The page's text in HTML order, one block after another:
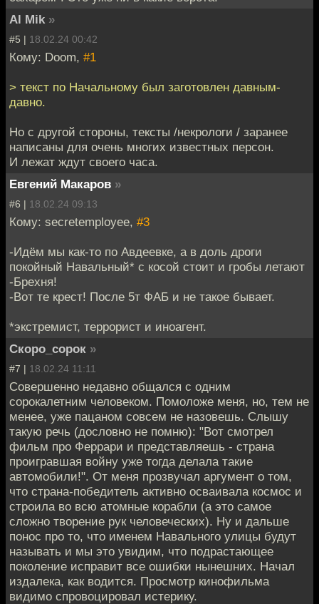
Al Mik »
#5 | 18.02.24 00:42
Кому: Doom, #1
> текст по Начальному был заготовлен давным-
давно.
Но с другой стороны, тексты /некрологи / заранее
написаны для очень многих известных персон.
И лежат ждут своего часа.
Евгений Макаров »
#6 | 18.02.24 09:13
Кому: secretemployee, #3
-Идём мы как-то по Авдеевке, а в доль дроги
покойный Навальный* с косой стоит и гробы летают
-Брехня!
-Вот те крест! После 5т ФАБ и не такое бывает.
*экстремист, террорист и иноагент.
Скоро_сорок »
#7 | 18.02.24 11:11
Совершенно недавно общался с одним
сорокалетним человеком. Помоложе меня, но, тем не
менее, уже пацаном совсем не назовешь. Слышу
такую речь (дословно не помню): "Вот смотрел
фильм про Феррари и представляешь - страна
проигравшая войну уже тогда делала такие
автомобили!". От меня прозвучал аргумент о том,
что страна-победитель активно осваивала космос и
строила во всю атомные корабли (а это самое
сложно творение рук человеческих). Ну и дальше
понос про то, что именем Навального улицы будут
называть и мы это увидим, что подрастающее
поколение исправит все ошибки нынешних. Начал
издалека, как водится. Просмотр кинофильма
видимо спровоцировал истерику.